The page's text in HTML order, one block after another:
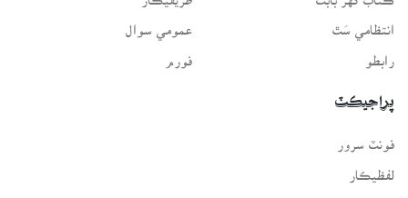
انتظامي سَٿ
رابطو
عمومي سوال
فورم
پراجيڪٽ
فونٽ سرور
لفظيڪار